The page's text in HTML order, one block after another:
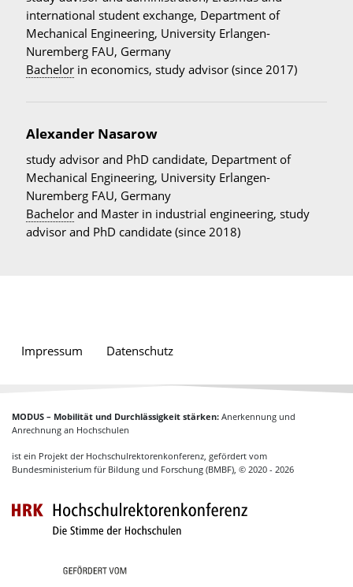
international student exchange, Department of
Mechanical Engineering, University Erlangen-
Nuremberg FAU, Germany
Bachelorin economics, study advisor (since 2017)
Alexander Nasarow
study advisor and PhD candidate, Department of
Mechanical Engineering, University Erlangen-
Nuremberg FAU, Germany
Bachelorand Master in industrial engineering, study
advisor and PhD candidate (since 2018)
Impressum Datenschutz
MODUS – Mobilität und Durchlässigkeit stärken: Anerkennung und
Anrechnung an Hochschulen
ist ein Projekt der Hochschulrektorenkonferenz, gefördert vom
Bundesministerium für Bildung und Forschung (BMBF), © 2020 - 2026